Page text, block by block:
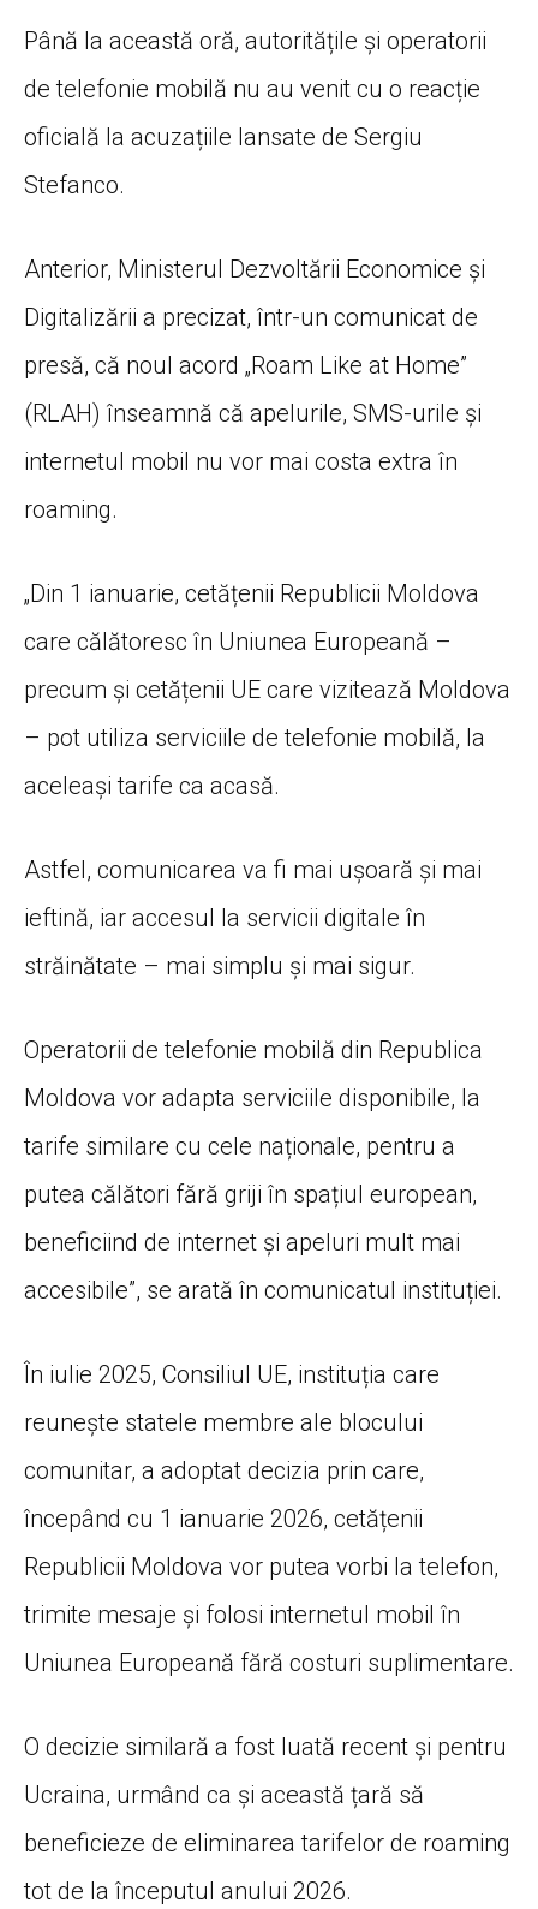
Până la această oră, autoritățile și operatorii
de telefonie mobilă nu au venit cu o reacție
oficială la acuzațiile lansate de Sergiu
Stefanco.
Anterior, Ministerul Dezvoltării Economice și
Digitalizării a precizat, într-un comunicat de
presă, că noul acord „Roam Like at Home”
(RLAH) înseamnă că apelurile, SMS-urile și
internetul mobil nu vor mai costa extra în
roaming.
„Din 1 ianuarie, cetățenii Republicii Moldova
care călătoresc în Uniunea Europeană –
precum și cetățenii UE care vizitează Moldova
– pot utiliza serviciile de telefonie mobilă, la
aceleași tarife ca acasă.
Astfel, comunicarea va fi mai ușoară și mai
ieftină, iar accesul la servicii digitale în
străinătate – mai simplu și mai sigur.
Operatorii de telefonie mobilă din Republica
Moldova vor adapta serviciile disponibile, la
tarife similare cu cele naționale, pentru a
putea călători fără griji în spațiul european,
beneficiind de internet și apeluri mult mai
accesibile”, se arată în comunicatul instituției.
În iulie 2025, Consiliul UE, instituția care
reunește statele membre ale blocului
comunitar, a adoptat decizia prin care,
începând cu 1 ianuarie 2026, cetățenii
Republicii Moldova vor putea vorbi la telefon,
trimite mesaje și folosi internetul mobil în
Uniunea Europeană fără costuri suplimentare.
O decizie similară a fost luată recent și pentru
Ucraina, urmând ca și această țară să
beneficieze de eliminarea tarifelor de roaming
tot de la începutul anului 2026.